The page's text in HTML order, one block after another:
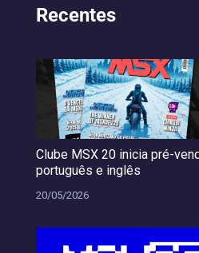
Recentes
Clube MSX 20 inicia pré-
português e inglês
20/05/2026